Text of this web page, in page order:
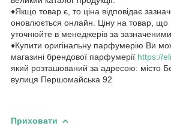
♦Якщо товар є, то ціна відповідає
оновлюється онлайн. Ціну на товар, що
уточнюйте в менеджерів за
♦Купити оригінальну парфумерію Ви
магазині брендової парфумерії https://
який розташований за адресою: місто
вулиця Першомайська 92
Приховати